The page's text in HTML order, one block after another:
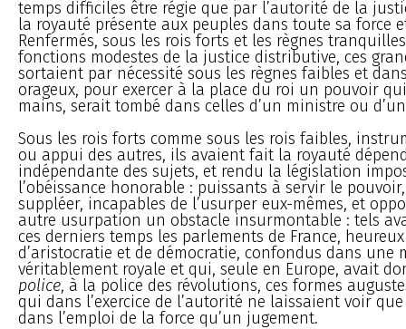
temps difficiles être régie que par l’autorité de la
la royauté présente aux peuples dans toute sa force
Renfermés, sous les rois forts et les règnes
fonctions modestes de la justice distributive, ces
sortaient par nécessité sous les règnes faibles et
orageux, pour exercer à la place du roi un pouvoir
mains, serait tombé dans celles d’un ministre ou
Sous les rois forts comme sous les rois faibles,
ou appui des autres, ils avaient fait la royauté
indépendante des sujets, et rendu la législation
l’obéissance honorable : puissants à servir le
suppléer, incapables de l’usurper eux-mêmes, et
autre usurpation un obstacle insurmontable : tels
ces derniers temps les parlements de France,
d’aristocratie et de démocratie, confondus dans une
véritablement royale et qui, seule en Europe, avait
police, à la police des révolutions, ces formes
qui dans l’exercice de l’autorité ne laissaient voir
dans l’emploi de la force qu’un jugement.